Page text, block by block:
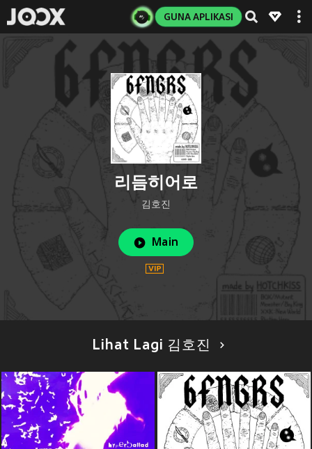
GUNA APLIKASI
리듬히어로
김호진
Main
Lihat Lagi 김호진